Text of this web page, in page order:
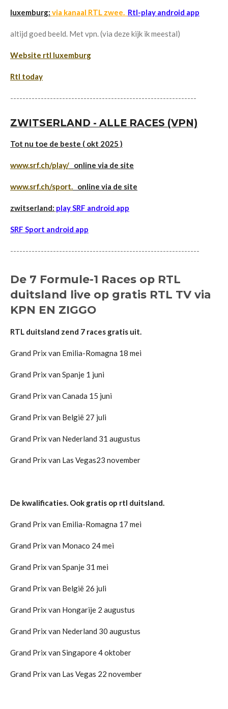
luxemburg: via kanaal RTL zwee. Rtl-play android app
altijd goed beeld. Met vpn. (via deze kijk ik meestal)
Website rtl luxemburg
Rtl today
-------------------------------------------------------------
ZWITSERLAND - ALLE RACES (VPN)
Tot nu toe de beste ( okt 2025 )
www.srf.ch/play/ online via de site
www.srf.ch/sport. online via de site
zwitserland: play SRF android app
SRF Sport android app
--------------------------------------------------------------
De 7 Formule-1 Races op RTL
duitsland live op gratis RTL TV via
KPN EN ZIGGO
RTL duitsland zend 7 races gratis uit.
Grand Prix van Emilia-Romagna 18 mei
Grand Prix van Spanje 1 juni
Grand Prix van Canada 15 juni
Grand Prix van België 27 juli
Grand Prix van Nederland 31 augustus
Grand Prix van Las Vegas23 november
De kwalificaties. Ook gratis op rtl duitsland.
Grand Prix van Emilia-Romagna 17 mei
Grand Prix van Monaco 24 mei
Grand Prix van Spanje 31 mei
Grand Prix van België 26 juli
Grand Prix van Hongarije 2 augustus
Grand Prix van Nederland 30 augustus
Grand Prix van Singapore 4 oktober
Grand Prix van Las Vegas 22 november